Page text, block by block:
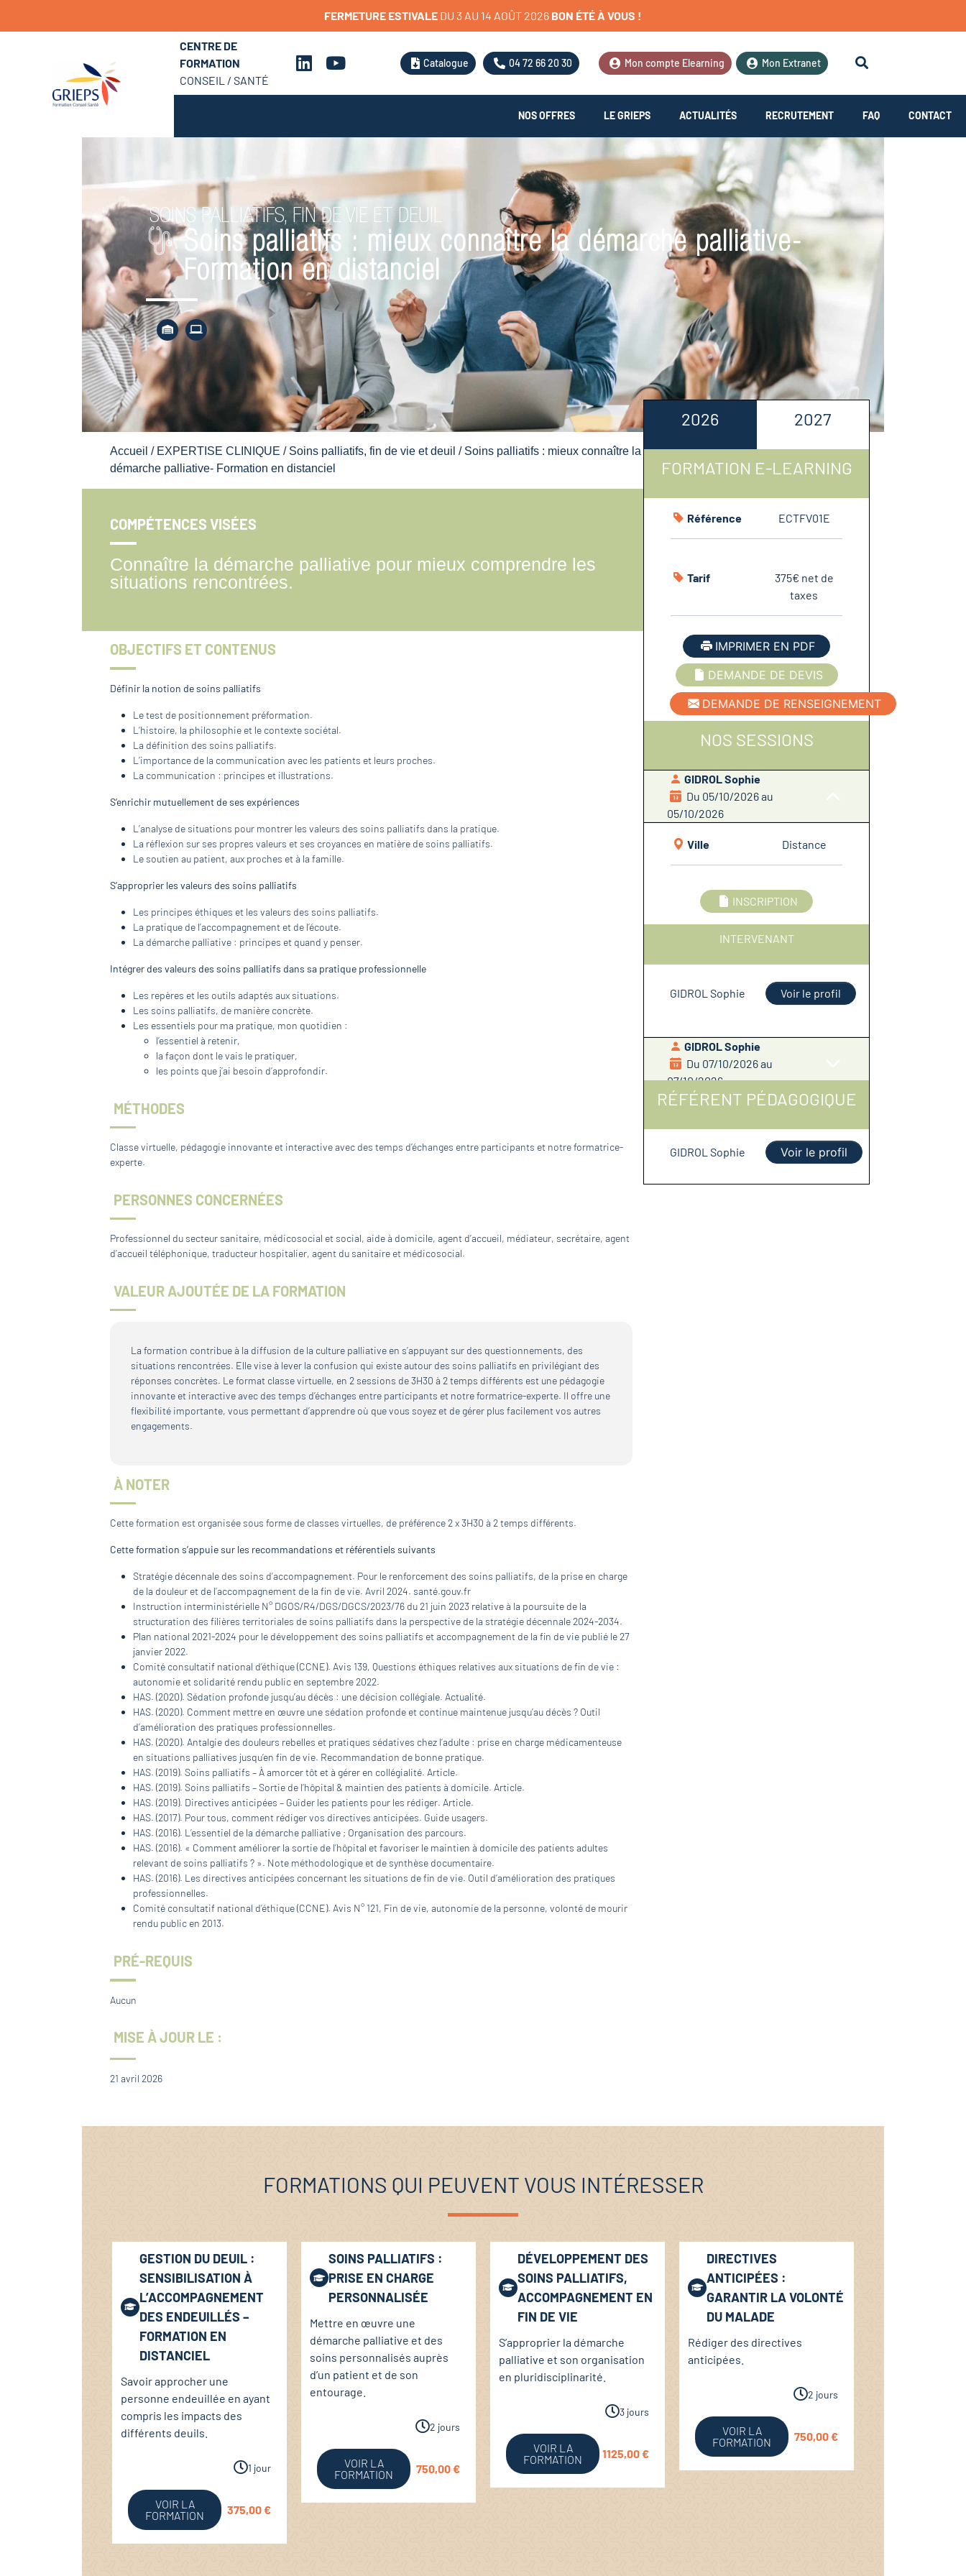
FERMETURE ESTIVALE DU 3 AU 14 AOÛT 2026 BON ÉTÉÀ VOUS !
CENTRE DE
FORMATION
CONSEIL / SANTÉ
Catalogue 04 72 66 20 30 Mon compte Elearning Mon Extranet
NOS OFFRES LE GRIEPS ACTUALITÉS RECRUTEMENT FAQ CONTACT
SOINS PALLIATIFS, FIN DE VIE ET DEUIL
Soins palliatifs : mieux connaître la démarche palliative-
Formation en distanciel
Accueil / EXPERTISE CLINIQUE / Soins palliatifs, fin de vie et deuil / Soins palliatifs : mieux connaître la
démarche palliative- Formation en distanciel
COMPÉTENCES VISÉES
Connaître la démarche palliative pour mieux comprendre les
situations rencontrées.
OBJECTIFS ET CONTENUS
Définir la notion de soins palliatifs
Le test de positionnement préformation.
L’histoire, la philosophie et le contexte sociétal.
La définition des soins palliatifs.
L’importance de la communication avec les patients et leurs proches.
La communication : principes et illustrations.
S’enrichir mutuellement de ses expériences
L’analyse de situations pour montrer les valeurs des soins palliatifs dans la pratique.
La réflexion sur ses propres valeurs et ses croyances en matière de soins palliatifs.
Le soutien au patient, aux proches et à la famille.
S’approprier les valeurs des soins palliatifs
Les principes éthiques et les valeurs des soins palliatifs.
La pratique de l’accompagnement et de l’écoute.
La démarche palliative : principes et quand y penser.
Intégrer des valeurs des soins palliatifs dans sa pratique professionnelle
Les repères et les outils adaptés aux situations.
Les soins palliatifs, de manière concrète.
Les essentiels pour ma pratique, mon quotidien :
l’essentiel à retenir,
la façon dont le vais le pratiquer,
les points que j’ai besoin d’approfondir.
MÉTHODES
Classe virtuelle, pédagogie innovante et interactive avec des temps d’échanges entre participants et notre formatrice-
experte.
PERSONNES CONCERNÉES
Professionnel du secteur sanitaire, médicosocial et social, aide à domicile, agent d’accueil, médiateur, secrétaire, agent
d’accueil téléphonique, traducteur hospitalier, agent du sanitaire et médicosocial.
VALEUR AJOUTÉE DE LA FORMATION
La formation contribue à la diffusion de la culture palliative en s’appuyant sur des questionnements, des
situations rencontrées. Elle vise à lever la confusion qui existe autour des soins palliatifs en privilégiant des
réponses concrètes. Le format classe virtuelle, en 2 sessions de 3H30 à 2 temps différents est une pédagogie
innovante et interactive avec des temps d’échanges entre participants et notre formatrice-experte. Il offre une
flexibilité importante, vous permettant d’apprendre où que vous soyez et de gérer plus facilement vos autres
engagements.
À NOTER
Cette formation est organisée sous forme de classes virtuelles, de préférence 2 x 3H30 à 2 temps différents.
Cette formation s’appuie sur les recommandations et référentiels suivants
Stratégie décennale des soins d’accompagnement. Pour le renforcement des soins palliatifs, de la prise en charge
de la douleur et de l’accompagnement de la fin de vie. Avril 2024. santé.gouv.fr
Instruction interministérielle N° DGOS/R4/DGS/DGCS/2023/76 du 21 juin 2023 relative à la poursuite de la
structuration des filières territoriales de soins palliatifs dans la perspective de la stratégie décennale 2024-2034.
Plan national 2021-2024 pour le développement des soins palliatifs et accompagnement de la fin de vie publié le 27
janvier 2022.
Comité consultatif national d’éthique (CCNE). Avis 139, Questions éthiques relatives aux situations de fin de vie :
autonomie et solidarité rendu public en septembre 2022.
HAS. (2020). Sédation profonde jusqu’au décès : une décision collégiale. Actualité.
HAS. (2020). Comment mettre en œuvre une sédation profonde et continue maintenue jusqu’au décès ? Outil
d’amélioration des pratiques professionnelles.
HAS. (2020). Antalgie des douleurs rebelles et pratiques sédatives chez l’adulte : prise en charge médicamenteuse
en situations palliatives jusqu’en fin de vie. Recommandation de bonne pratique.
HAS. (2019). Soins palliatifs – À amorcer tôt et à gérer en collégialité. Article.
HAS. (2019). Soins palliatifs – Sortie de l’hôpital & maintien des patients à domicile. Article.
HAS. (2019). Directives anticipées – Guider les patients pour les rédiger. Article.
HAS. (2017). Pour tous, comment rédiger vos directives anticipées. Guide usagers.
HAS. (2016). L’essentiel de la démarche palliative ; Organisation des parcours.
HAS. (2016). « Comment améliorer la sortie de l’hôpital et favoriser le maintien à domicile des patients adultes
relevant de soins palliatifs ? ». Note méthodologique et de synthèse documentaire.
HAS. (2016). Les directives anticipées concernant les situations de fin de vie. Outil d’amélioration des pratiques
professionnelles.
Comité consultatif national d’éthique (CCNE). Avis N° 121, Fin de vie, autonomie de la personne, volonté de mourir
rendu public en 2013.
PRÉ-REQUIS
Aucun
MISE À JOUR LE :
21 avril 2026
2026 2027
FORMATION E-LEARNING
Référence ECTFV01E
Tarif
375€ net de
taxes
IMPRIMER EN PDF
DEMANDE DE DEVIS
DEMANDE DE RENSEIGNEMENT
NOS SESSIONS
GIDROL Sophie
Du 05/10/2026 au
05/10/2026
Ville Distance
INSCRIPTION
INTERVENANT
GIDROL Sophie Voir le profil
GIDROL Sophie
Du 07/10/2026 au
07/10/2026
RÉFÉRENT PÉDAGOGIQUE
GIDROL Sophie Voir le profil
FORMATIONS QUI PEUVENT VOUS INTÉRESSER
GESTION DU DEUIL :
SENSIBILISATION À
L’ACCOMPAGNEMENT
DES ENDEUILLÉS –
FORMATION EN
DISTANCIEL
Savoir approcher une
personne endeuillée en ayant
compris les impacts des
différents deuils.
1 jour
VOIR LA
FORMATION
375,00€
SOINS PALLIATIFS :
PRISE EN CHARGE
PERSONNALISÉE
Mettre en œuvre une
démarche palliative et des
soins personnalisés auprès
d’un patient et de son
entourage.
2 jours
VOIR LA
FORMATION
750,00€
DÉVELOPPEMENT DES
SOINS PALLIATIFS,
ACCOMPAGNEMENT EN
FIN DE VIE
S’approprier la démarche
palliative et son organisation
en pluridisciplinarité.
3 jours
VOIR LA
FORMATION
1125,00€
DIRECTIVES
ANTICIPÉES :
GARANTIR LA VOLONTÉ
DU MALADE
Rédiger des directives
anticipées.
2 jours
VOIR LA
FORMATION
750,00€